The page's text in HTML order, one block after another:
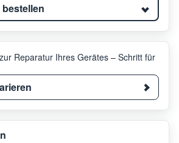
Reparatur Ihres Gerätes – Schritt für